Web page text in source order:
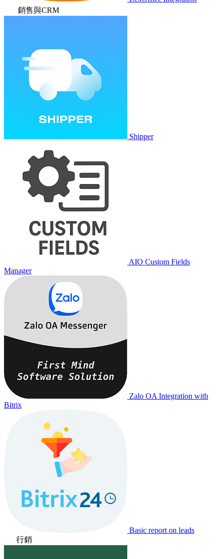
銷售與CRM
Shipper
AIO Custom Fields
Manager
Zalo OA Integration with
Bitrix
Basic report on leads
行銷